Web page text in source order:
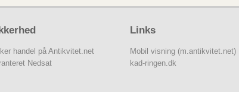
handel på Antikvitet.net
Nedsat
Links
Mobil visning (m.antikvitet.net)
kad-ringen.dk